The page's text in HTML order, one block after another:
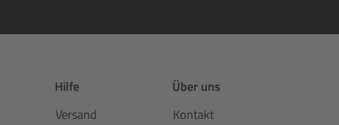
Hilfe
Versand
Über uns
Kontakt